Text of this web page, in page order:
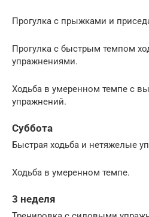
Прогулка с прыжками и
Прогулка с быстрым темпом
упражнениями.
Ходьба в умеренном темпе с
упражнений.
Суббота
Быстрая ходьба и нетяжелые
Ходьба в умеренном темпе.
3 неделя